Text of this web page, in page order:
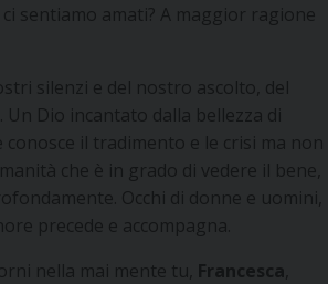
sentiamo amati? A maggior ragione
silenzi e del nostro ascolto, del
Dio incantato dalla bellezza di
il tradimento e le crisi ma non
che è in grado di vedere il bene,
Occhi di donne e uomini,
precede e accompagna.
nella mai mente tu,